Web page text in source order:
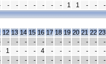
- - - - - - - 1 1 - - -
12 13 14 15 16 17 18 19 20 21 22 23
- - - - - - - - - - - -
1 - - - 4 - - - - - - -
- - - - - - - - - - - -